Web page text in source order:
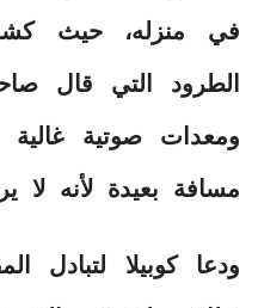
في منزله، حيث
الطرود التي قال
ومعدات صوتية
مسافة بعيدة لأنه لا
ودعا كوبيلا لتبادل